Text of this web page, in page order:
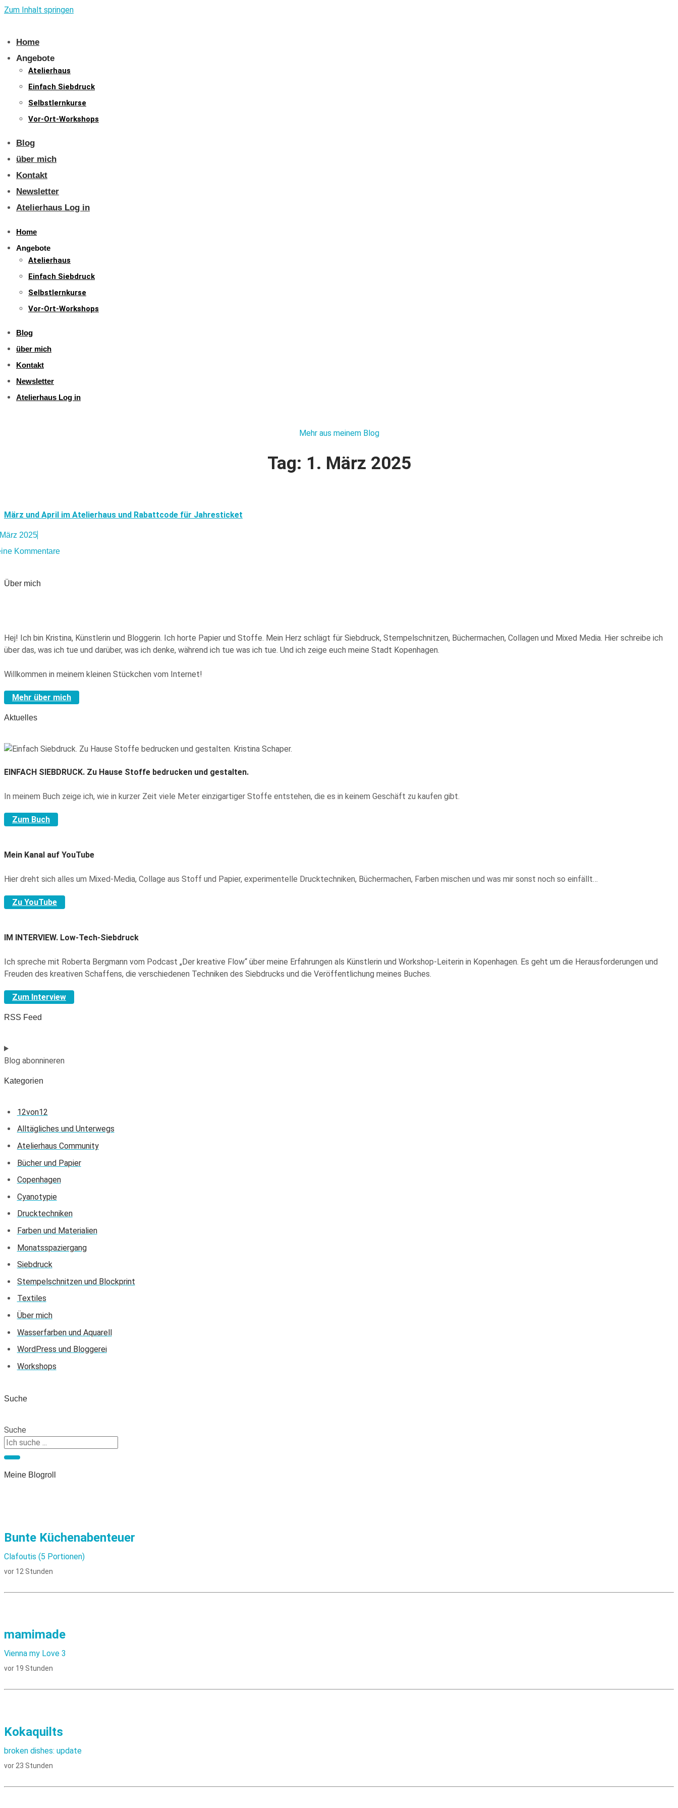
Zum Inhalt springen
Home
Angebote
Atelierhaus
Einfach Siebdruck
Selbstlernkurse
Vor-Ort-Workshops
Blog
über mich
Kontakt
Newsletter
Atelierhaus Log in
Home
Angebote
Atelierhaus
Einfach Siebdruck
Selbstlernkurse
Vor-Ort-Workshops
Blog
über mich
Kontakt
Newsletter
Atelierhaus Log in
Mehr aus meinem Blog
Tag: 1. März 2025
März und April im Atelierhaus und Rabattcode für Jahresticket
2025
Kommentare
Über mich
Hej! Ich bin Kristina, Künstlerin und Bloggerin. Ich horte Papier und Stoffe. Mein Herz schlägt für Siebdruck, Stempelschnitzen, Büchermachen, Collagen und Mixed Media. Hier schreibe ich
über das, was ich tue und darüber, was ich denke, während ich tue was ich tue. Und ich zeige euch meine Stadt Kopenhagen.
Willkommen in meinem kleinen Stückchen vom Internet!
Mehr über mich
Aktuelles
EINFACH SIEBDRUCK. Zu Hause Stoffe bedrucken und gestalten.
In meinem Buch zeige ich, wie in kurzer Zeit viele Meter einzigartiger Stoffe entstehen, die es in keinem Geschäft zu kaufen gibt.
Zum Buch
Mein Kanal auf YouTube
Hier dreht sich alles um Mixed-Media, Collage aus Stoff und Papier, experimentelle Drucktechniken, Büchermachen, Farben mischen und was mir sonst noch so einfällt…
Zu YouTube
IM INTERVIEW. Low-Tech-Siebdruck
Ich spreche mit Roberta Bergmann vom Podcast „Der kreative Flow“ über meine Erfahrungen als Künstlerin und Workshop-Leiterin in Kopenhagen. Es geht um die Herausforderungen und
Freuden des kreativen Schaffens, die verschiedenen Techniken des Siebdrucks und die Veröffentlichung meines Buches.
Zum Interview
RSS Feed
Blog abonnineren
Kategorien
12von12
Alltägliches und Unterwegs
Atelierhaus Community
Bücher und Papier
Copenhagen
Cyanotypie
Drucktechniken
Farben und Materialien
Monatsspaziergang
Siebdruck
Stempelschnitzen und Blockprint
Textiles
Über mich
Wasserfarben und Aquarell
WordPress und Bloggerei
Workshops
Suche
Suche
Meine Blogroll
Bunte Küchenabenteuer
Clafoutis (5 Portionen)
vor 12 Stunden
mamimade
Vienna my Love 3
vor 19 Stunden
Kokaquilts
broken dishes: update
vor 23 Stunden